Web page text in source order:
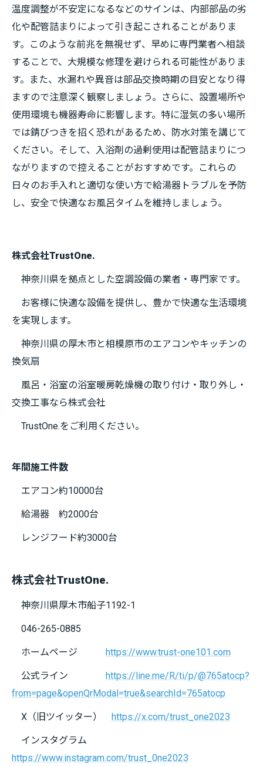
温度調整が不安定になるなどのサインは、内部部品の劣
化や配管詰まりによって引き起こされることがありま
す。このような前兆を無視せず、早めに専門業者へ相談
することで、大規模な修理を避けられる可能性がありま
す。また、水漏れや異音は部品交換時期の目安となり得
ますので注意深く観察しましょう。さらに、設置場所や
使用環境も機器寿命に影響します。特に湿気の多い場所
では錆びつきを招く恐れがあるため、防水対策を講じて
ください。そして、入浴剤の過剰使用は配管詰まりにつ
ながりますので控えることがおすすめです。これらの
日々のお手入れと適切な使い方で給湯器トラブルを予防
し、安全で快適なお風呂タイムを維持しましょう。
株式会社TrustOne.
神奈川県を拠点とした空調設備の業者・専門家です。
お客様に快適な設備を提供し、豊かで快適な生活環境
を実現します。
神奈川県の厚木市と相模原市のエアコンやキッチンの
換気扇
風呂・浴室の浴室暖房乾燥機の取り付け・取り外し・
交換工事なら株式会社
TrustOne.をご利用ください。
年間施工件数
エアコン約10000台
給湯器 約2000台
レンジフード約3000台
株式会社TrustOne.
神奈川県厚木市船子1192-1
046-265-0885
ホームページ https://www.trust-one101.com
公式ライン https://line.me/R/ti/p/@765atocp?
from=page&openQrModal=true&searchId=765atocp
X（旧ツイッター） https://x.com/trust_one2023
インスタグラム
https://www.instagram.com/trust_0ne2023